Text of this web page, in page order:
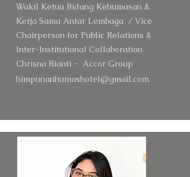
Wakil Ketua Bidang Kehumasan &
Kerja Sama Antar Lembaga / Vice
Chairperson for Public Relations &
Inter-Institutional Collaboration
Chrisna Rianti - Accor Group
himpunanhumashotel@gmail.com